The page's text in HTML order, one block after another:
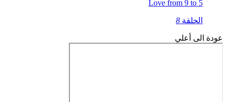
Love from 9 to 5
الحلقة 8
عودة الى أعلي